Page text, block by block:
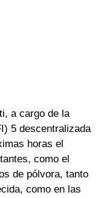
a cargo de la
5 descentralizada
horas el
como el
de pólvora, tanto
como en las